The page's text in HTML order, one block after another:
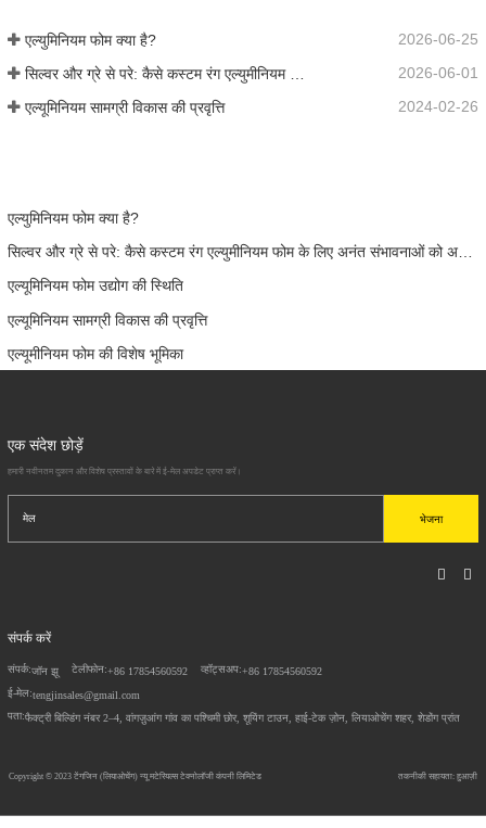
एल्युमिनियम फोम क्या है? 2026-06-25
2026-06-01
एल्यूमिनियम सामग्री विकास की प्रवृत्ति 2024-02-26
एल्युमिनियम फोम क्या है?
एल्यूमिनियम फोम उद्योग की स्थिति
एल्यूमिनियम सामग्री विकास की प्रवृत्ति
एल्यूमीनियम फोम की विशेष भूमिका
एक संदेश छोड़ें
हमारी नवीनतम दुकान और विशेष प्रस्तावों के बारे में ई-मेल अपडेट प्राप्त करें।
भेजना
संपर्क करें
संपर्क:जॉन झू टेलीफोन:+86 17854560592 व्हॉट्सअप:+86 17854560592
ई-मेल:tengjinsales@gmail.com
पता:फैक्ट्री बिल्डिंग नंबर 2–4, वांगज़ुआंग गांव का पश्चिमी छोर, शूयिंग टाउन, हाई-टेक ज़ोन, लियाओचेंग शहर, शेडोंग प्रांत
Copyright © 2023 टेंगजिन (लियाओचेंग) न्यू मटेरियल्स टेक्नोलॉजी कंपनी लिमिटेड तकनीकी सहायता: हुआज़ी